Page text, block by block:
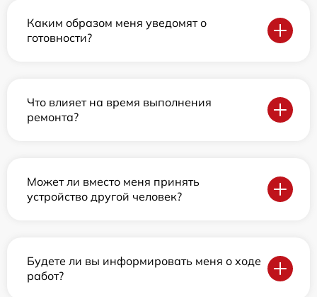
Каким образом меня уведомят о
готовности?
Что влияет на время выполнения
ремонта?
Может ли вместо меня принять
устройство другой человек?
Будете ли вы информировать меня о ходе
работ?